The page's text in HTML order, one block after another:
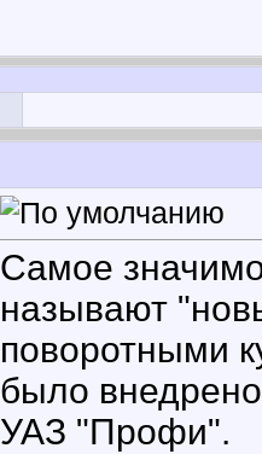
Самое
называют
поворотными
было
УАЗ "Профи".